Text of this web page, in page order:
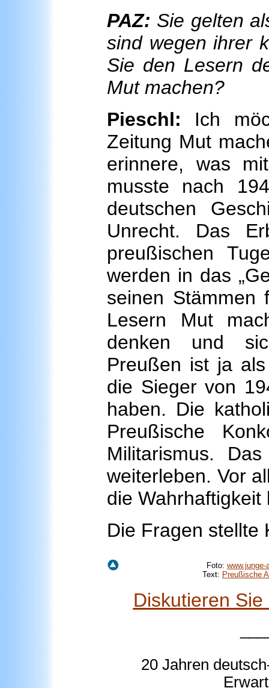
PAZ: Sie gelten
sind wegen ihrer
Sie den Lesern
Mut machen?
Pieschl: Ich
Zeitung Mut
erinnere, was
musste nach
deutschen
Unrecht. Das
preußischen
werden in das
seinen Stämmen
Lesern Mut
denken und
Preußen ist ja
die Sieger von
haben. Die
Preußische
Militarismus.
weiterleben. Vor
die
Die Fragen stellte
Foto:
Text: Preußische
Diskutieren
20 Jahren